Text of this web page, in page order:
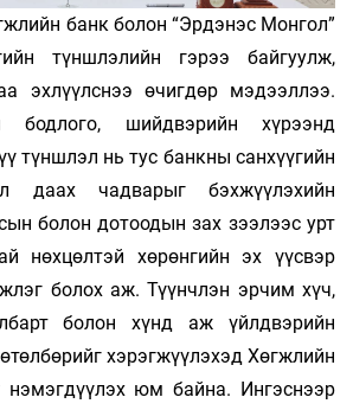
банк болон “Эрдэнэс Монгол”
түншлэлийн гэрээ байгуулж,
эхлүүлснээ өчигдөр мэдээллээ.
бодлого, шийдвэрийн хүрээнд
түншлэл нь тус банкны санхүүгийн
даах чадварыг бэхжүүлэхийн
болон дотоодын зах зээлээс урт
нөхцөлтэй хөрөнгийн эх үүсвэр
болох аж. Түүнчлэн эрчим хүч,
болон хүнд аж үйлдвэрийн
хэрэгжүүлэхэд Хөгжлийн
нэмэгдүүлэх юм байна. Ингэснээр